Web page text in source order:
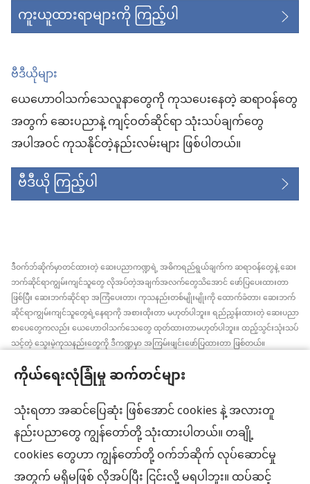
ကိုယ်ရေးလုံခြုံမှု ဆက်တင်များ
သုံးရတာ အဆင်ပြေဆုံး ဖြစ်အောင် cookies နဲ့ အလားတူ
နည်းပညာတွေ ကျွန်တော်တို့ သုံးထားပါတယ်။ တချို့
cookies တွေဟာ ကျွန်တော်တို့ ဝက်ဘ်ဆိုက် လုပ်ဆောင်မှု
အတွက် မရှိမဖြစ် လိုအပ်ပြီး ငြင်းလို့ မရပါဘူး။ ထပ်ဆင့်
ကူးယူထားရာများကို ကြည့်ပါ
ဗီဒီယိုများ
ယေဟောဝါသက်သေလူနာတွေကို ကုသပေးနေတဲ့ ဆရာဝန်တွေ
အတွက် ဆေးပညာနဲ့ ကျင့်ဝတ်ဆိုင်ရာ သုံးသပ်ချက်တွေ
အပါအဝင် ကုသနိုင်တဲ့နည်းလမ်းများ ဖြစ်ပါတယ်။
ဗီဒီယို ကြည့်ပါ
ဒီဝက်ဘ်ဆိုက်မှာတင်ထားတဲ့ ဆေးပညာကဏ္ဍရဲ့ အဓိကရည်ရွယ်ချက်က ဆရာဝန်တွေနဲ့ ဆေး
ဘက်ဆိုင်ရာကျွမ်းကျင်သူတွေ လိုအပ်တဲ့အချက်အလက်တွေသိအောင် ဖော်ပြပေးထားတာ
ဖြစ်ပြီး ဆေးဘက်ဆိုင်ရာ အကြံပေးတာ၊ ကုသနည်းတစ်မျိုးမျိုးကို ထောက်ခံတာ၊ ဆေးဘက်
ဆိုင်ရာကျွမ်းကျင်သူတွေရဲ့နေရာကို အစားထိုးတာ မဟုတ်ပါဘူး။ ရည်ညွှန်းထားတဲ့ ဆေးပညာ
စာပေတွေကလည်း ယေဟောဝါသက်သေတွေ ထုတ်ထားတာမဟုတ်ပါဘူး။ ထည့်သွင်းသုံးသပ်
သင့်တဲ့ သွေးမဲ့ကုသနည်းတွေကို ဒီကဏ္ဍမှာ အကြမ်းဖျင်းဖော်ပြထားတာ ဖြစ်တယ်။
အခြေအနေနဲ့ပတ်သက်ပြီး လူနာရှင်တွေရဲ့ ဆန္ဒ၊ ဘာသာရေးယုံကြည်ချက်အတိုင်း လုပ်ဆောင်
ပေးဖို့က ဆေးဘက်ဆိုင်ရာကျွမ်းကျင်သူတစ်ဦးချင်းစီရဲ့တာဝန် ဖြစ်ပါတယ်။ ဒီကဏ္ဍထဲက
အကြံပြုချက်အားလုံးဟာ လူနာအားလုံးအတွက် သင့်တော်တာ၊ လက်ခံနိုင်စရာ ဖြစ်ချင်မှဖြစ်
ပါလိမ့်မယ်။
လူနာများ– ကျန်းမာရေးအခြေအနေ၊ ကုသနည်းတွေနဲ့ပတ်သက်ပြီး ဆရာဝန်တွေ၊ ဆေးဘက်
ဆိုင်ရာကျွမ်းကျင်သူတွေနဲ့ အမြဲဆွေးနွေးပါ။ ကျန်းမာရေးမကောင်းဘူးလို့ထင်ရင် ဆရာဝန်နဲ့
ပြပါ။